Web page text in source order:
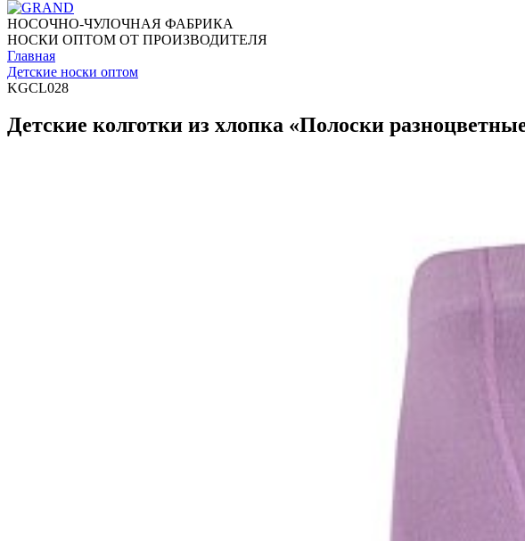
НОСОЧНО-ЧУЛОЧНАЯ ФАБРИКА
НОСКИ ОПТОМ ОТ ПРОИЗВОДИТЕЛЯ
Главная
Детские носки оптом
KGCL028
Детские колготки из хлопка «Полоски